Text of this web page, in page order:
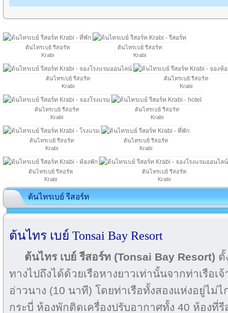
ต้นไทรเบย์ รีสอร์ท
Krabi
ต้นไทรเบย์ รีสอร์ท
Krabi
ต้นไทรเบย์ รีสอร์ท
Krabi
ต้นไทรเบย์ รีสอร์ท
Krabi
ต้นไทรเบย์ รีสอร์ท
Krabi
ต้นไทรเบย์ รีสอร์ท
Krabi
ต้นไทรเบย์ รีสอร์ท
Krabi
ต้นไทรเบย์ รีสอร์ท
Krabi
ต้นไทรเบย์ รีสอร์ท
Krabi
ต้นไทรเบย์ รีสอร์ท
Krabi
ต้นไทรเบย์ รีสอร์ท
ต้นไทร เบย์ Tonsai Bay Resort
ต้นไทร เบย์ รีสอร์ท (Tonsai Bay Resort) ตั้
ทางไปถึงได้ด้วยเรือหางยาวเท่านั้นจากท่าเรือเ
อ่าวนาง (10 นาที) โดยท่าเรือทั้งสองแห่งอยู่ไม่
กระบี่ ห้องพักติดเครื่องปรับอากาศทั้ง 40 ห้องที่